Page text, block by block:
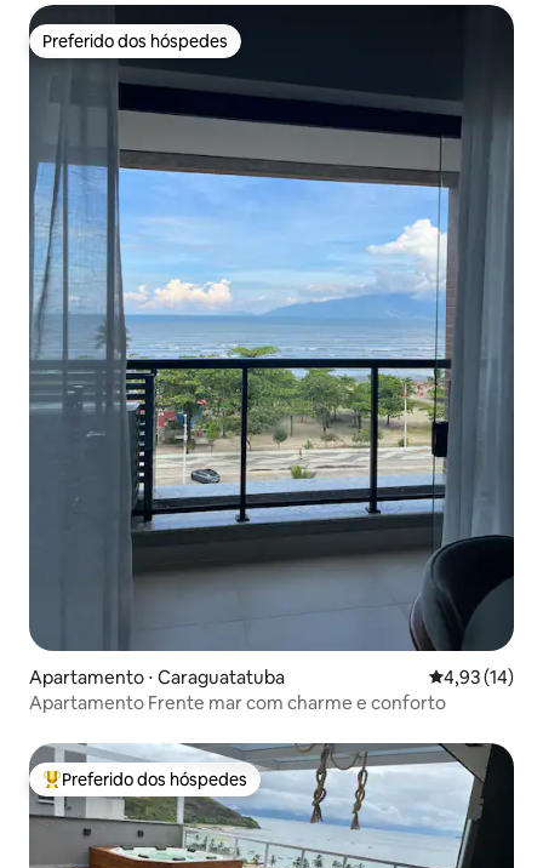
Preferido dos hóspedes
Preferido dos hóspedes
Apartamento ⋅ Caraguatatuba 4,93 de uma
4,93 (14)
Apartamento Frente mar com charme e conforto
Entre os melhores preferidos dos hóspedes
Preferido dos hóspedes